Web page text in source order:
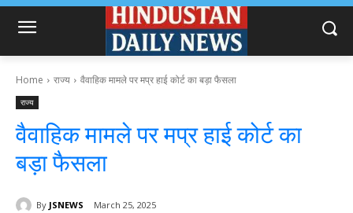
Home राज्य वैवाहिक मामले पर मप्र हाई कोर्ट का बड़ा फैसला
राज्य
वैवाहिक मामले पर मप्र हाई कोर्ट का
बड़ा फैसला
By JSNEWS March 25, 2025